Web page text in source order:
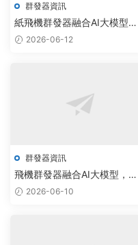
群發器資訊
紙飛機群發器融合AI大模型，
實現TG監聽自動化率提升40%
2026-06-12
群發器資訊
飛機群發器融合AI大模型，驅
動電報加群系統決策效率提升
2026-06-10